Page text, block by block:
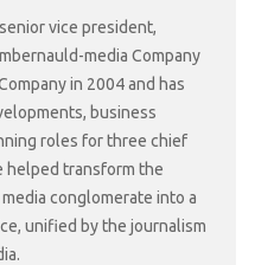
vice president,
media Company
in 2004 and has
business
roles for three chief
helped transform the
conglomerate into a
unified by the journalism